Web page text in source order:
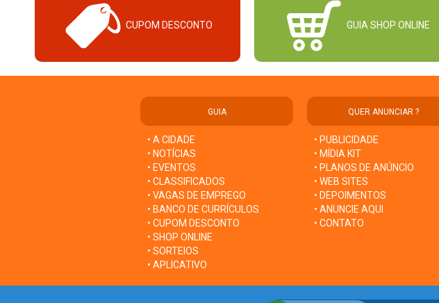
CUPOM DESCONTO GUIA SHOP ONLINE
GUIA
• A CIDADE
• NOTÍCIAS
• EVENTOS
• CLASSIFICADOS
• VAGAS DE EMPREGO
• BANCO DE CURRÍCULOS
• CUPOM DESCONTO
• SHOP ONLINE
• SORTEIOS
• APLICATIVO
QUER ANUNCIAR ?
• PUBLICIDADE
• MÍDIA KIT
• PLANOS DE ANÚNCIO
• WEB SITES
• DEPOIMENTOS
• ANUNCIE AQUI
• CONTATO